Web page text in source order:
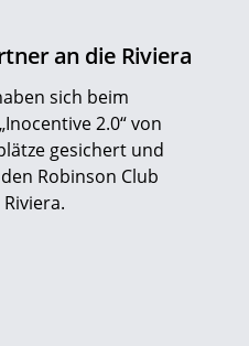
an die Riviera
sich beim
2.0“ von
gesichert und
Robinson Club